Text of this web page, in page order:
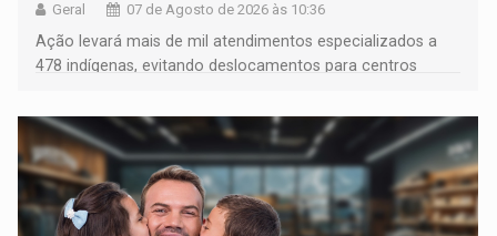
Geral 07 de Agosto de 2026 às 10:36
Ação levará mais de mil atendimentos especializados a
478 indígenas, evitando deslocamentos para centros